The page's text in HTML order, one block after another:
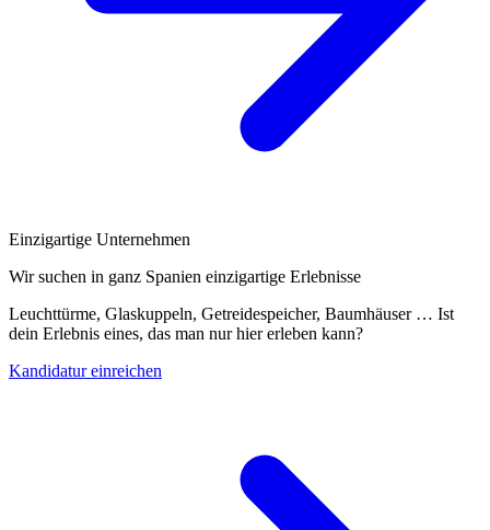
Einzigartige Unternehmen
Wir suchen in ganz Spanien einzigartige Erlebnisse
Leuchttürme, Glaskuppeln, Getreidespeicher, Baumhäuser … Ist
dein Erlebnis eines, das man nur hier erleben kann?
Kandidatur einreichen